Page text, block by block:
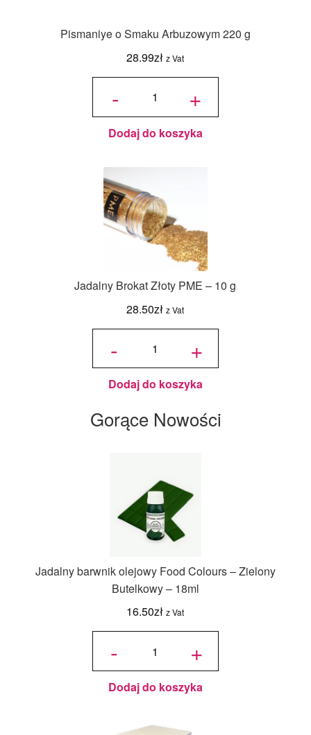
Pismaniye o Smaku Arbuzowym 220 g
28.99zł z Vat
-
ilość
Arbuzowym
220 g +
Dodaj do koszyka
Jadalny Brokat Złoty PME – 10 g
28.50zł z Vat
-
ilość
Złoty
PME -
10 g +
Dodaj do koszyka
Gorące Nowości
Jadalny barwnik olejowy Food Colours – Zielony
Butelkowy – 18ml
16.50zł z Vat
-
ilość
olejowy
Food
Colours -
Zielony
Butelkowy
+
Dodaj do koszyka